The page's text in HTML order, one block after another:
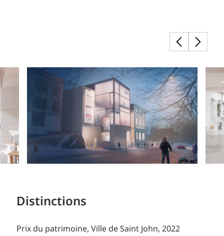
Distinctions
Prix du patrimoine, Ville de Saint John, 2022